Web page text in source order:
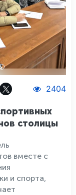
2404
столицы
вместе с
и спорта,